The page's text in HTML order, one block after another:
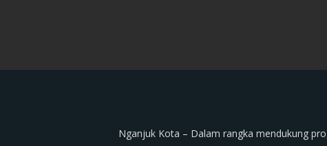
Nganjuk Kota – Dalam rangka mendukung